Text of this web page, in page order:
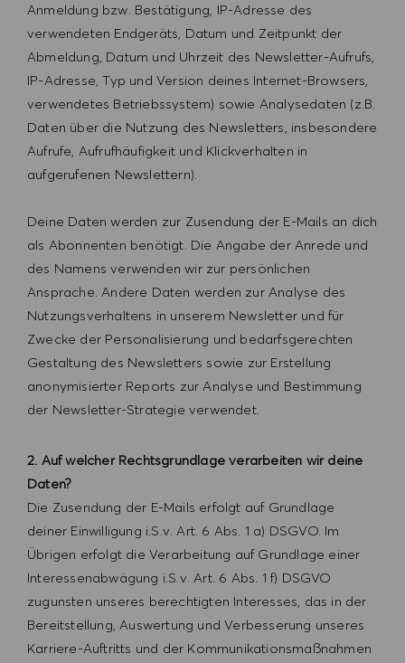
Anmeldung bzw. Bestätigung, IP-Adresse des
verwendeten Endgeräts, Datum und Zeitpunkt der
Abmeldung, Datum und Uhrzeit des Newsletter-Aufrufs,
IP-Adresse, Typ und Version deines Internet-Browsers,
verwendetes Betriebssystem) sowie Analysedaten (z.B.
Daten über die Nutzung des Newsletters, insbesondere
Aufrufe, Aufrufhäufigkeit und Klickverhalten in
aufgerufenen Newslettern).
Deine Daten werden zur Zusendung der E-Mails an dich
als Abonnenten benötigt. Die Angabe der Anrede und
des Namens verwenden wir zur persönlichen
Ansprache. Andere Daten werden zur Analyse des
Nutzungsverhaltens in unserem Newsletter und für
Zwecke der Personalisierung und bedarfsgerechten
Gestaltung des Newsletters sowie zur Erstellung
anonymisierter Reports zur Analyse und Bestimmung
der Newsletter-Strategie verwendet.
2. Auf welcher Rechtsgrundlage verarbeiten wir deine
Daten?
Die Zusendung der E-Mails erfolgt auf Grundlage
deiner Einwilligung i.S.v. Art. 6 Abs. 1 a) DSGVO. Im
Übrigen erfolgt die Verarbeitung auf Grundlage einer
Interessenabwägung i.S.v. Art. 6 Abs. 1 f) DSGVO
zugunsten unseres berechtigten Interesses, das in der
Bereitstellung, Auswertung und Verbesserung unseres
Karriere-Auftritts und der Kommunikationsmaßnahmen